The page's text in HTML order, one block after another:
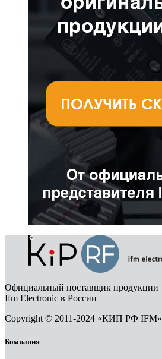
Официальный поставщик продукции
Ifm Electronic в России
Copyright © 2011-2024 «КИП РФ IFM»
Компания